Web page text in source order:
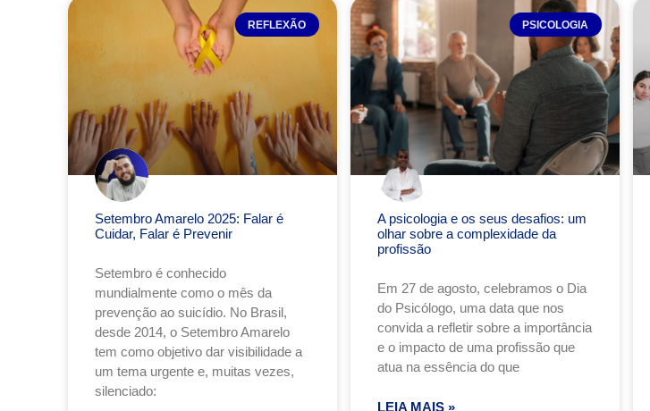
REFLEXÃO
Setembro Amarelo 2025: Falar é
Cuidar, Falar é Prevenir
Setembro é conhecido
mundialmente como o mês da
prevenção ao suicídio. No Brasil,
desde 2014, o Setembro Amarelo
tem como objetivo dar visibilidade a
um tema urgente e, muitas vezes,
silenciado:
PSICOLOGIA
A psicologia e os seus desafios: um
olhar sobre a complexidade da
profissão
Em 27 de agosto, celebramos o Dia
do Psicólogo, uma data que nos
convida a refletir sobre a importância
e o impacto de uma profissão que
atua na essência do que
LEIA MAIS »